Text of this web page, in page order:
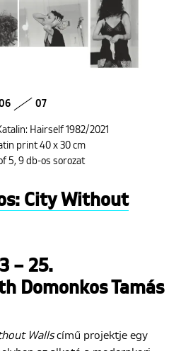
07
Hairself 1982/2021
print 40 x 30 cm
5, 9 db-os sorozat
City Without
– 25.
Domonkos Tamás
Wallscímű projektje egy